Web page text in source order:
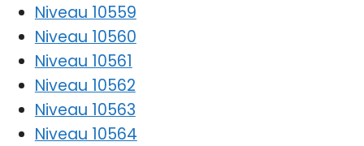
Niveau 10559
Niveau 10560
Niveau 10561
Niveau 10562
Niveau 10563
Niveau 10564